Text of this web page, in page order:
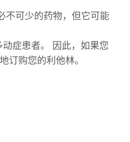
不可少的药物，但它可能
症患者。 因此，如果您
订购您的利他林。